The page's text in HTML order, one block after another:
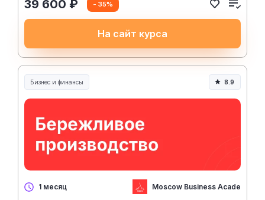
39 600 ₽ - 35%
На сайт курса
Бизнес и финансы 8.9
1 месяц Moscow Business Academy